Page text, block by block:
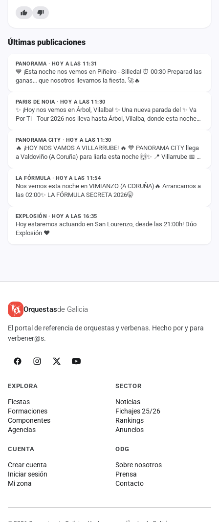
Últimas publicaciones
ESTADO
PANORAMA · HOY A LAS 11:31
💙 ¡Esta noche nos vemos en Piñeiro - Silleda! ⏰ 00:30 Preparad las
ganas… que nosotros llevamos la fiesta. 🚀🔥
ESTADO
PARIS DE NOIA · HOY A LAS 11:30
✨ ¡Hoy nos vemos en Árbol, Vilalba! ✨ Una nueva parada del ✨ Va
Por Ti - Tour 2026 nos lleva hasta Árbol, Vilalba, donde esta noche
ESTADO
PANORAMA CITY · HOY A LAS 11:30
🔥 ¡HOY NOS VAMOS A VILLARRUBE! 🔥 💙 PANORAMA CITY llega
a Valdoviño (A Coruña) para liarla esta noche 🙌✨ 📍 Villarrube 📅 8
ESTADO
LA FÓRMULA · HOY A LAS 11:54
Nos vemos esta noche en VIMIANZO (A CORUÑA)🔥 Arrancamos a
las 02:00✨ LA FÓRMULA SECRETA 2026🤫
ESTADO
EXPLOSIÓN · HOY A LAS 16:35
Hoy estaremos actuando en San Lourenzo, desde las 21:00h! Dúo
Explosión ❤️
Orquestasde Galicia
El portal de referencia de orquestas y verbenas. Hecho por y para
verbener@s.
EXPLORA
Fiestas
Formaciones
Componentes
Agencias
SECTOR
Noticias
Fichajes 25/26
Rankings
Anuncios
CUENTA
Crear cuenta
Iniciar sesión
Mi zona
ODG
Sobre nosotros
Prensa
Contacto